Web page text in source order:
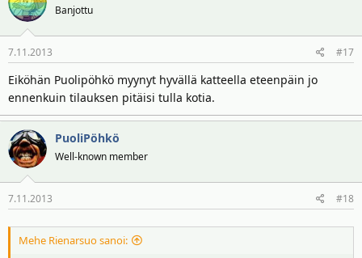
Banjottu
7.11.2013 #17
Eiköhän Puolipöhkö myynyt hyvällä katteella eteenpäin jo
ennenkuin tilauksen pitäisi tulla kotia.
PuoliPöhkö
Well-known member
7.11.2013 #18
Mehe Rienarsuo sanoi: